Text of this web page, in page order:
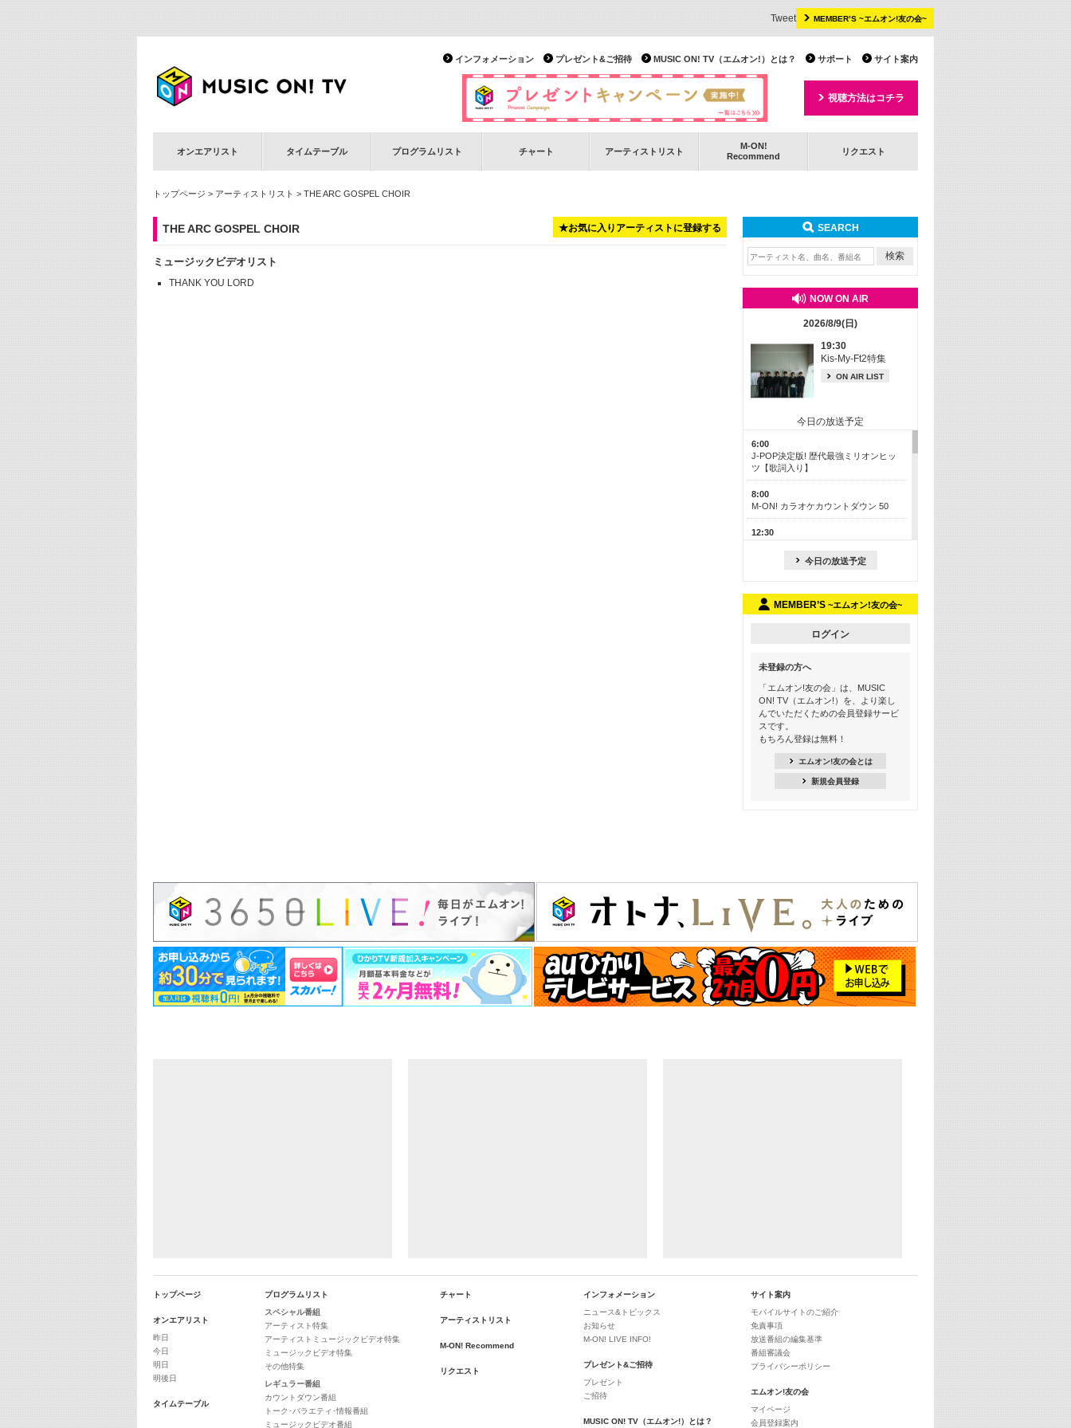
MEMBER’S ~エムオン!友の会~
Tweet
サイト案内
サポート
MUSIC ON! TV（エムオン!）とは？
プレゼント&ご招待
インフォメーション
視聴方法はコチラ
オンエアリスト タイムテーブル プログラムリスト チャート アーティストリスト
M-ON!
Recommend
リクエスト
トップページ > アーティストリスト > THE ARC GOSPEL CHOIR
★お気に入りアーティストに登録する
THE ARC GOSPEL CHOIR
ミュージックビデオリスト
THANK YOU LORD
SEARCH
NOW ON AIR
2026/8/9(日)
19:30
Kis-My-Ft2特集
ON AIR LIST
今日の放送予定
6:00
J-POP決定版! 歴代最強ミリオンヒッ
ツ【歌詞入り】
8:00
M-ON! カラオケカウントダウン 50
12:30
18:30
Hits ON! 最新アニメ主題歌特集 ＜＃
17＞
19:30
Kis-My-Ft2特集
NEWS特集
エムオン! ビッグヒッツ
25:00
この夏聴きたい! サマーソングメドレ
今日の放送予定
MEMBER’S ~エムオン!友の会~
ログイン
未登録の方へ
「エムオン!友の会」は、MUSIC
ON! TV（エムオン!）を、より楽し
んでいただくための会員登録サービ
スです。
もちろん登録は無料！
エムオン!友の会とは
新規会員登録
トップページ
オンエアリスト
昨日
今日
明日
明後日
タイムテーブル
プログラムリスト
スペシャル番組
アーティスト特集
アーティストミュージックビデオ特集
ミュージックビデオ特集
その他特集
レギュラー番組
カウントダウン番組
トーク･バラエティ･情報番組
ミュージックビデオ番組
チャート
アーティストリスト
M-ON! Recommend
リクエスト
インフォメーション
ニュース&トピックス
お知らせ
M-ON! LIVE INFO!
プレゼント&ご招待
プレゼント
ご招待
MUSIC ON! TV（エムオン!）とは？
サイト案内
モバイルサイトのご紹介
免責事項
放送番組の編集基準
番組審議会
プライバシーポリシー
エムオン!友の会
マイページ
会員登録案内